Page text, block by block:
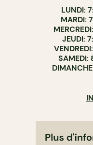
LUNDI:
MARDI:
JEUDI:
SAMEDI: